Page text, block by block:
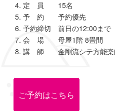
定 員 15名
予 約 予約優先
予約締切 前日の12:00まで
会 場 母屋1階 8畳間
講 師 金剛流シテ方能楽
ご予約はこちら